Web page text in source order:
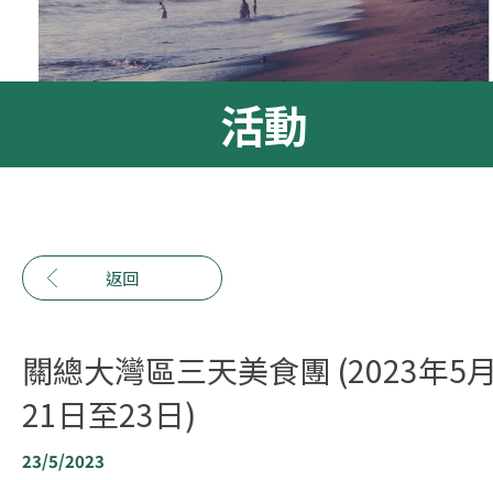
活動
返回
關總大灣區三天美食團 (2023年5
21日至23日)
23/5/2023